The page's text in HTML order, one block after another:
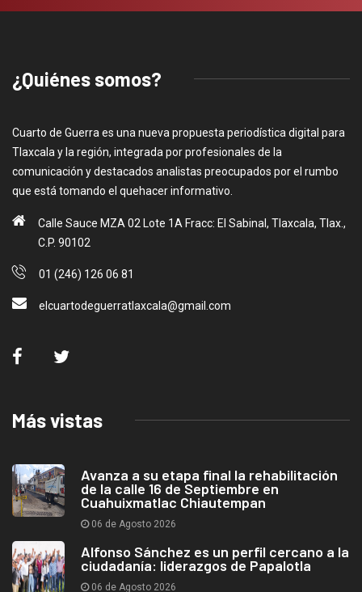
¿Quiénes somos?
Cuarto de Guerra es una nueva propuesta periodística digital para
Tlaxcala y la región, integrada por profesionales de la
comunicación y destacados analistas preocupados por el rumbo
que está tomando el quehacer informativo.
Calle Sauce MZA 02 Lote 1A Fracc: El Sabinal, Tlaxcala, Tlax.,
C.P. 90102
01 (246) 126 06 81
elcuartodeguerratlaxcala@gmail.com
Más vistas
Avanza a su etapa final la rehabilitación
de la calle 16 de Septiembre en
Cuahuixmatlac Chiautempan
06 de Agosto 2026
Alfonso Sánchez es un perfil cercano a la
ciudadanía: liderazgos de Papalotla
06 de Agosto 2026